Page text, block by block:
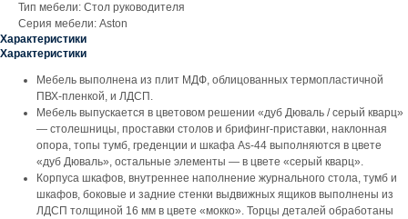
Тип мебели: Стол руководителя
Серия мебели: Aston
Характеристики
Характеристики
Мебель выполнена из плит МДФ, облицованных термопластичной
ПВХ-пленкой, и ЛДСП.
Мебель выпускается в цветовом решении «дуб Дюваль / серый кварц»
— столешницы, проставки столов и брифинг-приставки, наклонная
опора, топы тумб, греденции и шкафа As-44 выполняются в цвете
«дуб Дюваль», остальные элементы — в цвете «серый кварц».
Корпуса шкафов, внутреннее наполнение журнального стола, тумб и
шкафов, боковые и задние стенки выдвижных ящиков выполнены из
ЛДСП толщиной 16 мм в цвете «мокко». Торцы деталей обработаны